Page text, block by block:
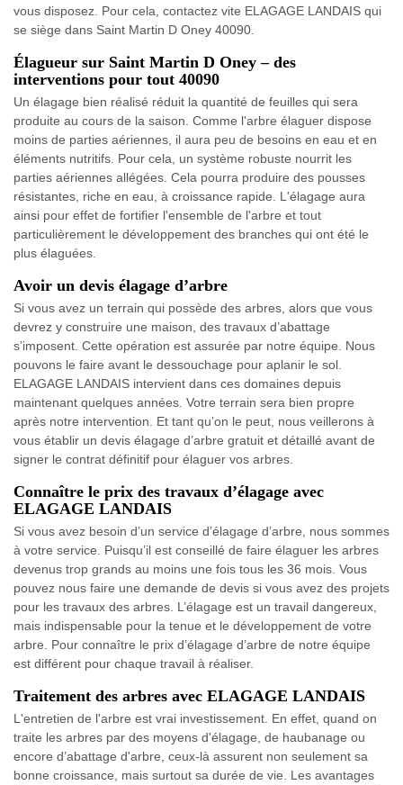
vous disposez. Pour cela, contactez vite ELAGAGE LANDAIS qui
se siège dans Saint Martin D Oney 40090.
Élagueur sur Saint Martin D Oney – des
interventions pour tout 40090
Un élagage bien réalisé réduit la quantité de feuilles qui sera
produite au cours de la saison. Comme l'arbre élaguer dispose
moins de parties aériennes, il aura peu de besoins en eau et en
éléments nutritifs. Pour cela, un système robuste nourrit les
parties aériennes allégées. Cela pourra produire des pousses
résistantes, riche en eau, à croissance rapide. L'élagage aura
ainsi pour effet de fortifier l'ensemble de l'arbre et tout
particulièrement le développement des branches qui ont été le
plus élaguées.
Avoir un devis élagage d’arbre
Si vous avez un terrain qui possède des arbres, alors que vous
devrez y construire une maison, des travaux d’abattage
s’imposent. Cette opération est assurée par notre équipe. Nous
pouvons le faire avant le dessouchage pour aplanir le sol.
ELAGAGE LANDAIS intervient dans ces domaines depuis
maintenant quelques années. Votre terrain sera bien propre
après notre intervention. Et tant qu’on le peut, nous veillerons à
vous établir un devis élagage d’arbre gratuit et détaillé avant de
signer le contrat définitif pour élaguer vos arbres.
Connaître le prix des travaux d’élagage avec
ELAGAGE LANDAIS
Si vous avez besoin d’un service d’élagage d’arbre, nous sommes
à votre service. Puisqu’il est conseillé de faire élaguer les arbres
devenus trop grands au moins une fois tous les 36 mois. Vous
pouvez nous faire une demande de devis si vous avez des projets
pour les travaux des arbres. L’élagage est un travail dangereux,
mais indispensable pour la tenue et le développement de votre
arbre. Pour connaître le prix d’élagage d’arbre de notre équipe
est différent pour chaque travail à réaliser.
Traitement des arbres avec ELAGAGE LANDAIS
L'entretien de l'arbre est vrai investissement. En effet, quand on
traite les arbres par des moyens d'élagage, de haubanage ou
encore d’abattage d'arbre, ceux-là assurent non seulement sa
bonne croissance, mais surtout sa durée de vie. Les avantages